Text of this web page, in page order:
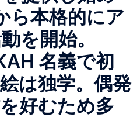
ら本格的にア
を開始。
名義で初
は独学。偶発
好むため多